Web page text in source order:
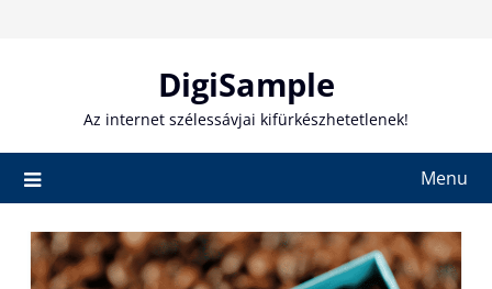
DigiSample
Az internet szélessávjai kifürkészhetetlenek!
Menu